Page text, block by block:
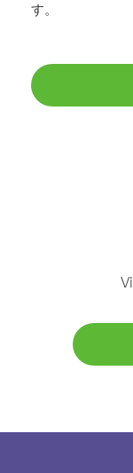
す。